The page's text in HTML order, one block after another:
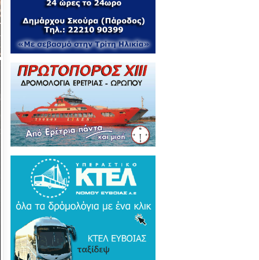
Μετά την Χαλκίδα έμεινε χωρίς νερό
έκτακτης βλάβης...
Ζωή Κωνσταντοπούλου για σκάνδαλο
υποκλοπών: «Να κληθεί ο Εισαγγελέας
του Αρείου Πάγου Κ. Τζαβέλλας στην
Επιτροπή Θεσμών και Διαφάνειας της
Βουλής»
Τουρκικά ΜΜΕ: Συναγερμός και
τρόμος σε Ελλάδα και Ισραήλ για τον
νέο Τουρκικό υπερσύχρονο βαλιστικό
πύραυλο με βεληνεκές 6.000 χιλιομέτρα
(ΦΩΤΟ & ΒΙΝΤΕΟ)
Βάκα Gate: Την περίμεναν στη
συνεδρίαση λογοδοσίας και αυτή
μοίραζε μετάλλια και έβλεπε τον
Παναθηναϊκό στο μπάσκετ / Τα άδεια
έδρανα της ξεφτίλας! (ΦΩΤΟ)
Ανεξάρτητος βουλευτής Γιάννης
Σαρακιώτης στο EviaZoom.gr:
«Τριτοκοσμικό το κράτος δικαίου στην
μπανανία του Μητσοτάκη, στο
στόχαστρο του καθεστώτος όσο ποτέ οι
"ενοχλητικοί" δημοσιογράφοι...»